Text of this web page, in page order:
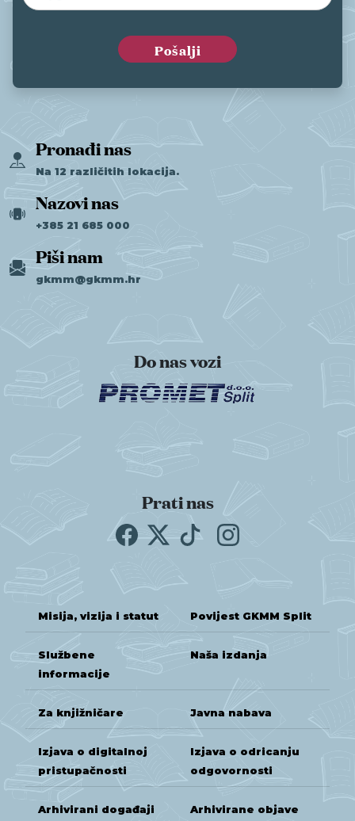
Pronađi nas
Na 12 različitih lokacija.
Nazovi nas
+385 21 685 000
Piši nam
gkmm@gkmm.hr
Do nas vozi
Prati nas
Misija, vizija i statut Povijest GKMM Split
Službene
informacije
Naša izdanja
Za knjižničare Javna nabava
Izjava o digitalnoj
pristupačnosti
Izjava o odricanju
odgovornosti
Arhivirani događaji Arhivirane objave